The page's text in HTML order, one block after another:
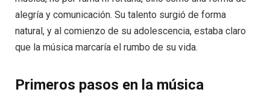
alegría y comunicación. Su talento surgió de forma
natural, y al comienzo de su adolescencia, estaba claro
que la música marcaría el rumbo de su vida.
Primeros pasos en la música